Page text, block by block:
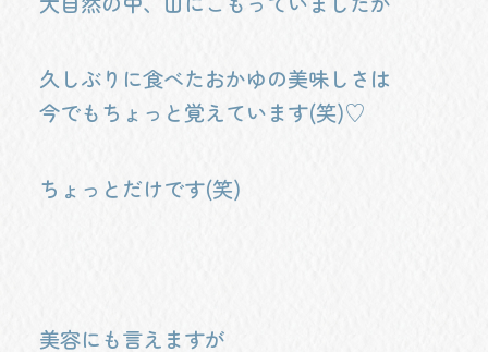
久しぶりに食べたおかゆの美味しさは
今でもちょっと覚えています(笑)♡
ちょっとだけです(笑)
美容にも言えますが